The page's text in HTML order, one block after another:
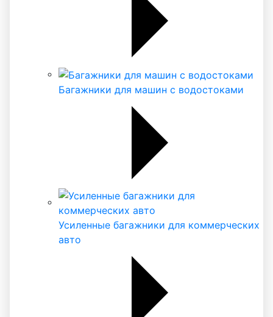
Багажники для машин с водостоками
Усиленные багажники для коммерческих
авто